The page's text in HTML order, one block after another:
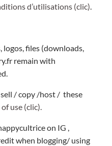
d’utilisations (clic).
files (downloads,
remain with
/ copy /host / these
use (clic).
on IG ,
when blogging/ using